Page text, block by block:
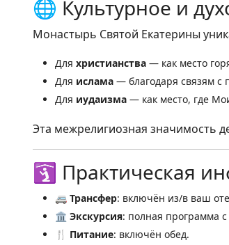
🌐 Культурное и
Монастырь Святой Екатерины
Для христианства — как место
Для ислама — благодаря связям
Для иудаизма — как место, где
Эта межрелигиозная значимость
🛐 Практическая
🚐 Трансфер: включён из/в ваш
🏛️ Экскурсия: полная программа
🍴 Питание: включён обед.